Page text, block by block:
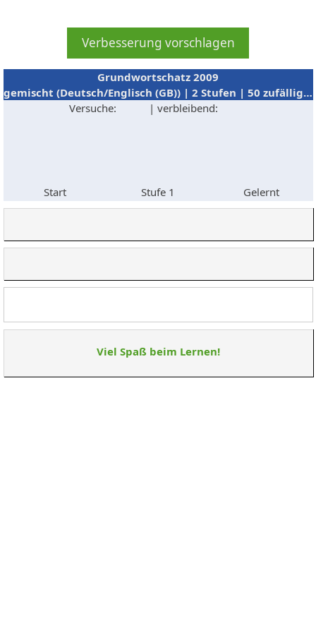
Grundwortschatz 2009
gemischt (Deutsch/Englisch (GB)) | 2 Stufen | 50 zufällige Abfragen
Versuche:
| verbleibend:
Start Stufe 1 Gelernt
Viel Spaß beim Lernen!